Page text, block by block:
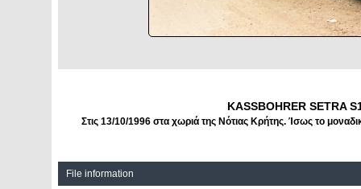
KASSBOHRER SETRA
Στις 13/10/1996 στα χωριά της Νότιας Κρήτης. Ίσως το
File information